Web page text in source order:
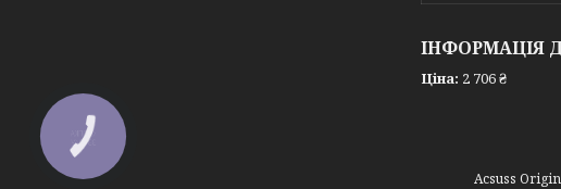
ІНФОРМАЦІЯ
Ціна: 2 706 ₴
КНОПКА
ЗВ'ЯЗКУ